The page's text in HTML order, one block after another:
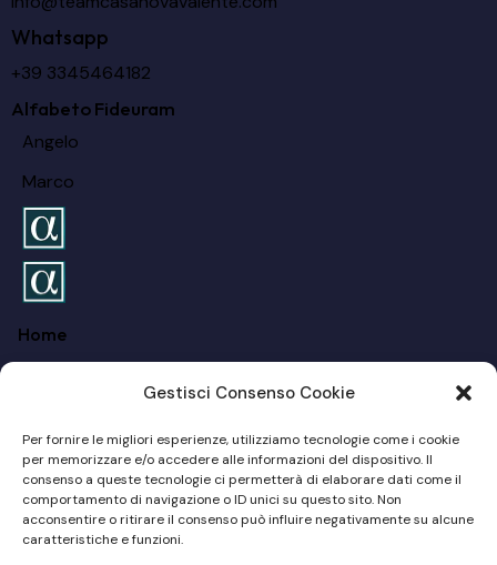
Gestisci Consenso Cookie
Per fornire le migliori esperienze, utilizziamo tecnologie come i cookie
per memorizzare e/o accedere alle informazioni del dispositivo. Il
consenso a queste tecnologie ci permetterà di elaborare dati come il
comportamento di navigazione o ID unici su questo sito. Non
acconsentire o ritirare il consenso può influire negativamente su alcune
caratteristiche e funzioni.
Whatsapp
+39 3345464182
Alfabeto Fideuram
Angelo
Marco
Home
Per I Privati
Per Le Aziende
Blog